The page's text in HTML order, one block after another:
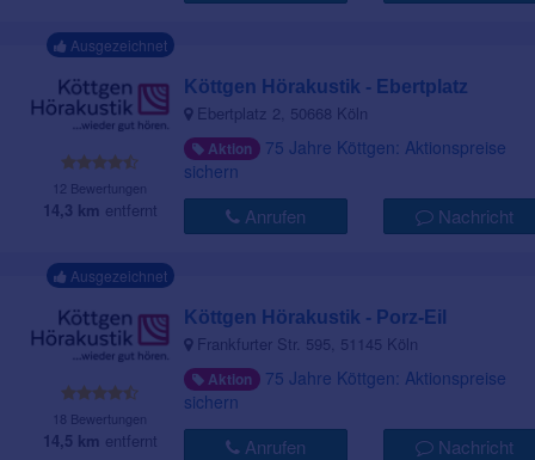
Ausgezeichnet
12 Bewertungen
14,3 km entfernt
Köttgen Hörakustik - Ebertplatz
Ebertplatz 2, 50668 Köln
Aktion 75 Jahre Köttgen: Aktionspreise
sichern
Anrufen Nachricht
Ausgezeichnet
18 Bewertungen
14,5 km entfernt
Köttgen Hörakustik - Porz-Eil
Frankfurter Str. 595, 51145 Köln
Aktion 75 Jahre Köttgen: Aktionspreise
sichern
Anrufen Nachricht